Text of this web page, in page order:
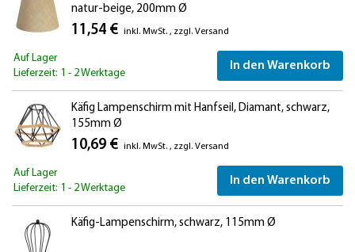
natur-beige, 200mm Ø
11,54 € inkl. MwSt. , zzgl. Versand
Auf Lager
Lieferzeit: 1 - 2 Werktage
In den Warenkorb
Käfig Lampenschirm mit Hanfseil, Diamant, schwarz,
155mm Ø
10,69 € inkl. MwSt. , zzgl. Versand
Auf Lager
Lieferzeit: 1 - 2 Werktage
In den Warenkorb
Käfig-Lampenschirm, schwarz, 115mm Ø